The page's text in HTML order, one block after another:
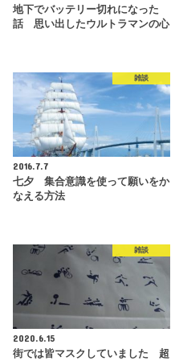
地下でバッテリー切れになった
話 思い出したウルトラマンの心
雑談
2016.7.7
七夕 集合意識を使って願いをか
なえる方法
雑談
2020.6.15
街では皆マスクしていました 超